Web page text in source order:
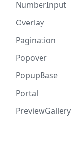
NumberInput
Overlay
Pagination
Popover
PopupBase
Portal
PreviewGallery